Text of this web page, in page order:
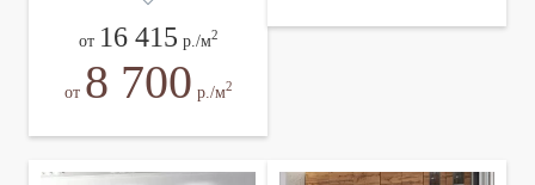
от 16 415 р./м2
от 8 700 р./м2